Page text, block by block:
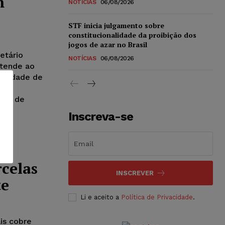
ao
de
de
cobre
NOTÍCIAS 06/08/2026
STF inicia julgamento sobre
constitucionalidade da proibição dos
jogos de azar no Brasil
NOTÍCIAS 06/08/2026
Inscreva-se
INSCREVER
Li e aceito a Política de Privacidade.